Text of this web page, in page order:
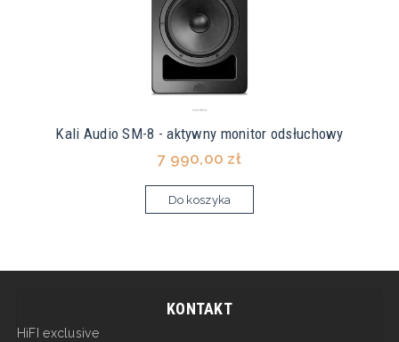
Kali Audio SM-8 - aktywny monitor odsłuchowy
7 990,00 zł
Do koszyka
KONTAKT
HiFI exclusive